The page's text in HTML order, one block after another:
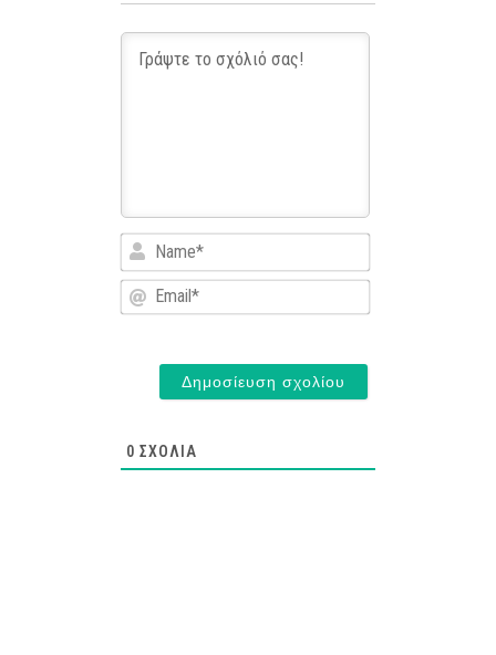
Name*
Email*
0 ΣΧΌΛΙΑ